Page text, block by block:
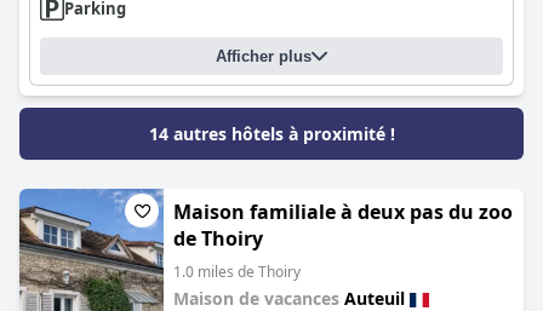
Parking
Afficher plus
14 autres hôtels à proximité !
Maison familiale à deux pas du zoo
de Thoiry
1.0 miles de Thoiry
Maison de vacances Auteuil